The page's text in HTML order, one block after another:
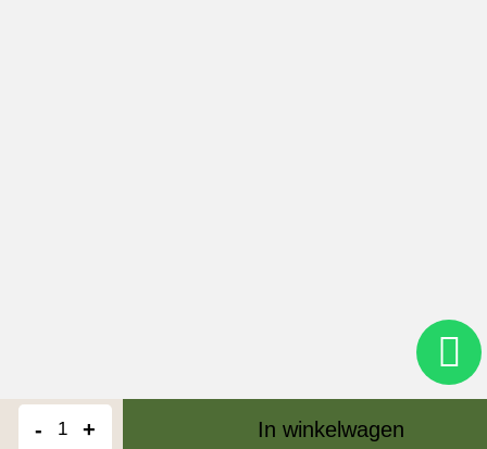
- + In winkelwagen